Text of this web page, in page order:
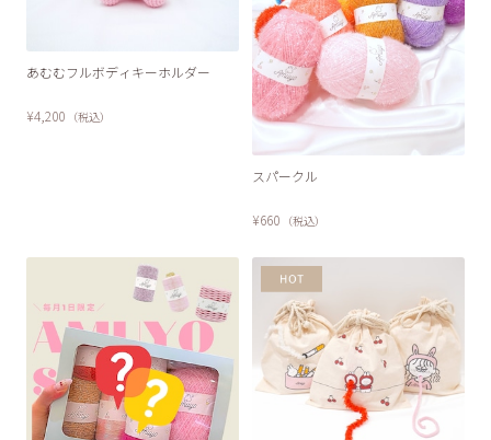
あむむフルボディキーホルダー
¥4,200 （税込）
スパークル
¥660 （税込）